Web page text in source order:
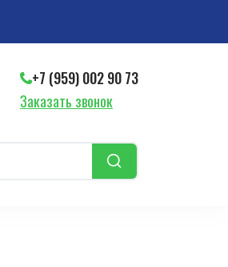
+7 (959) 002 90 73
Заказать звонок